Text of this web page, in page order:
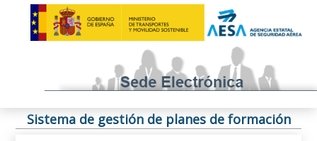
Sistema de gestión de planes de formación